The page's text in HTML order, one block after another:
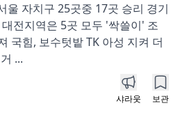
울 자치구 25곳중 17곳 승리 경기
전지역은 5곳 모두 '싹쓸이' 조
국힘, 보수텃밭 TK 아성 지켜 더
...
샤라웃 보관